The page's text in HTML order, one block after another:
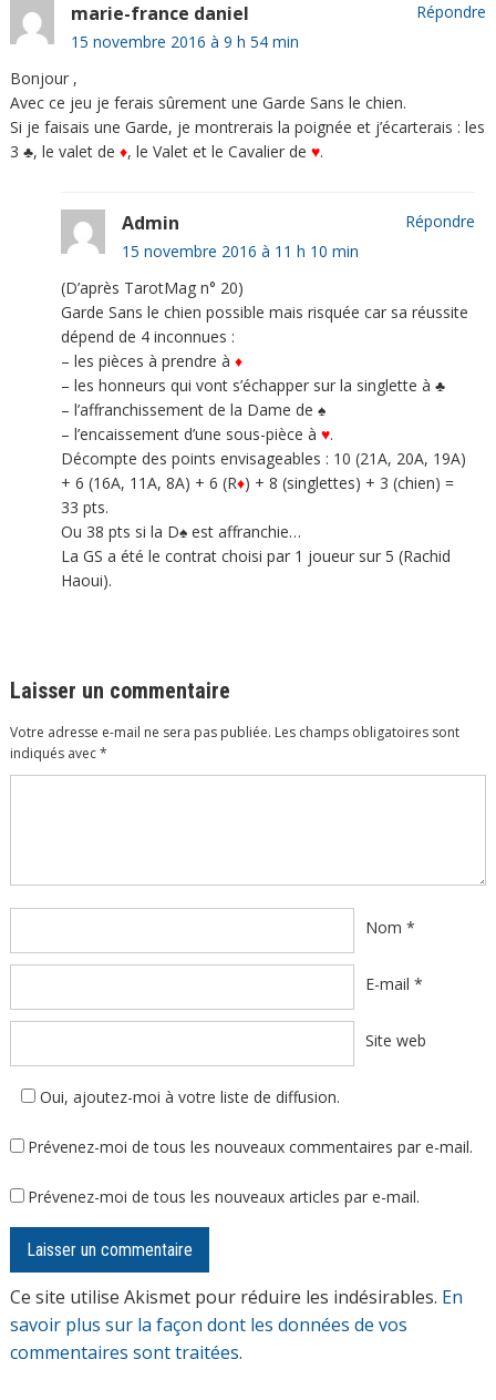
marie-france daniel
15 novembre 2016 à 9 h 54 min
Bonjour ,
Avec ce jeu je ferais sûrement une Garde Sans le chien.
Si je faisais une Garde, je montrerais la poignée et j’écarterais : les
3 ♣, le valet de ♦, le Valet et le Cavalier de ♥.
Répondre
Admin
15 novembre 2016 à 11 h 10 min
(D’après TarotMag n° 20)
Garde Sans le chien possible mais risquée car sa réussite
dépend de 4 inconnues :
– les pièces à prendre à ♦
– les honneurs qui vont s’échapper sur la singlette à ♣
– l’affranchissement de la Dame de ♠
– l’encaissement d’une sous-pièce à ♥.
Décompte des points envisageables : 10 (21A, 20A, 19A)
+ 6 (16A, 11A, 8A) + 6 (R♦) + 8 (singlettes) + 3 (chien) =
33 pts.
Ou 38 pts si la D♠ est affranchie…
La GS a été le contrat choisi par 1 joueur sur 5 (Rachid
Haoui).
Répondre
Laisser un commentaire
Votre adresse e-mail ne sera pas publiée. Les champs obligatoires sont
indiqués avec*
Nom *
E-mail *
Site web
Oui, ajoutez-moi à votre liste de diffusion.
Prévenez-moi de tous les nouveaux commentaires par e-mail.
Prévenez-moi de tous les nouveaux articles par e-mail.
Ce site utilise Akismet pour réduire les indésirables. En
savoir plus sur la façon dont les données de vos
commentaires sont traitées.